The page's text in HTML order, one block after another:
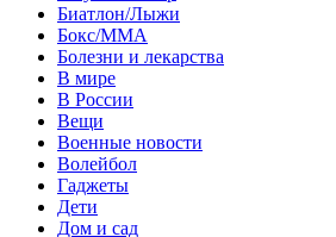
Биатлон/Лыжи
Бокс/MMA
Болезни и лекарства
В мире
В России
Вещи
Военные новости
Волейбол
Гаджеты
Дети
Дом и сад